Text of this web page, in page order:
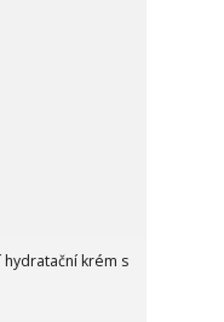
hydratační krém s